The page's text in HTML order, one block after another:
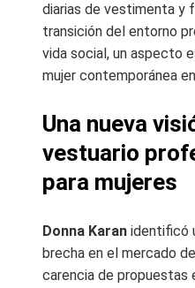
diarias de vestimenta y
transición del entorno
vida social, un aspecto
mujer contemporánea
Una nueva
vestuario
para mujeres
Donna Karan identificó
brecha en el mercado
carencia de propuestas